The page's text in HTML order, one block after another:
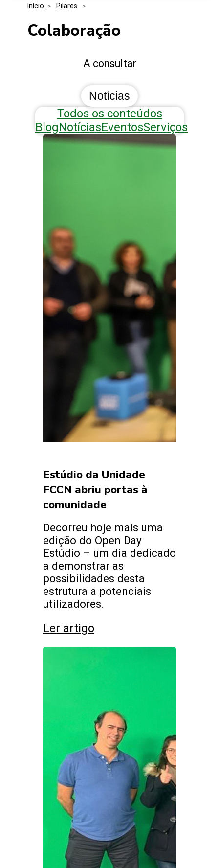
Media Kit
Entidades Ligadas
Eventos
Início > Pilares >
Colaboração
A consultar
Notícias
Todos os conteúdos
BlogNotíciasEventosServiços
Estúdio da Unidade
FCCN abriu portas à
comunidade
Decorreu hoje mais uma
edição do Open Day
Estúdio – um dia dedicado
a demonstrar as
possibilidades desta
estrutura a potenciais
utilizadores.
Ler artigo